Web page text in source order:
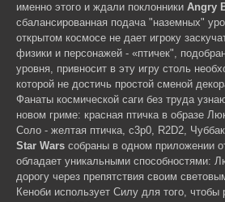
именно этого и ждали поклонники Angry
сбалансированная подача "наземных"
открытом космосе не дает игроку
физики и персонажей - «птичек",
уровня, привносит в эту игру столь
которой не достичь простой сменой
Фанаты космической саги без труда
новом гриме: красная птичка в образе
Соло - желтая птичка, c3p0, R2D2,
Star Wars собраны в одном приложении
обладает уникальными способностями:
дорогу через препятствия своим
Кеноби использует Силу для того, чтобы